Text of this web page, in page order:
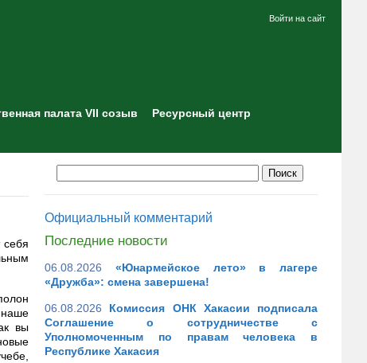
Войти на сайт
палата VII созыв
Ресурсный центр
вы
Официальный комментарий
Последние новости
06.08.2026
«Юнармейское лето» в лагере
«Дружба»: смена завершена!
06.08.2026
Комиссия ОНК Хакасии подписала
Соглашение о сотрудничестве с
Уполномоченным по правам человека в
Республике Хакасия